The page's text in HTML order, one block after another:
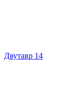
Двутавр 14